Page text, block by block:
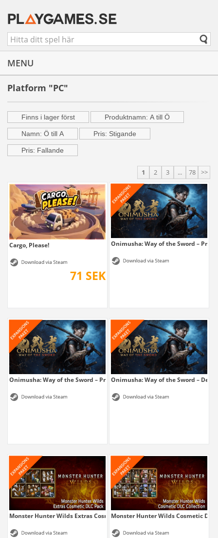
MENU
Platform "PC"
Finns i lager först Produktnamn: A till Ö
Namn: Ö till A Pris: Stigande
Pris: Fallande
1 2 3 ... 78 >>
Cargo, Please!
71 SEK
Onimusha: Way of the Sword –
Onimusha: Way of the Sword – Premium KitOnimusha: Way of the Sword –
Monster Hunter Wilds Extras Cosmetic DLC PackMonster Hunter Wilds Cosmetic